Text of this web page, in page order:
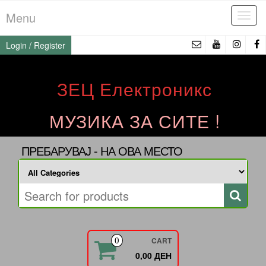
to
the
content
Menu
Login / Register
ЗЕЦ Електроникс
МУЗИКА ЗА СИТЕ !
ПРЕБАРУВАЈ - НА ОВА МЕСТО
0 CART
0,00 ДЕН